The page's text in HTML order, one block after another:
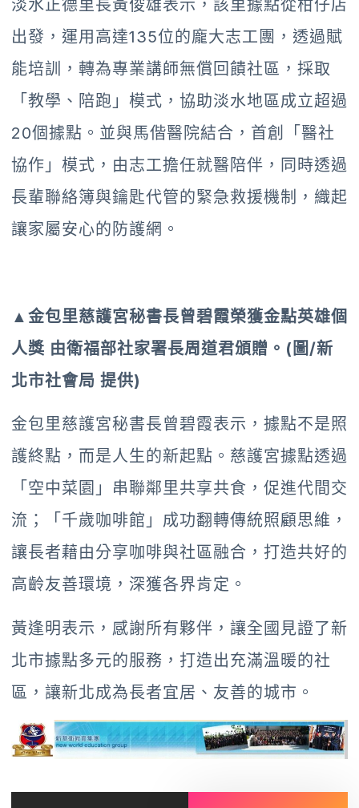
淡水正德里長黃俊雄表示，該里據點從柑仔店
出發，運用高達135位的龐大志工團，透過賦
能培訓，轉為專業講師無償回饋社區，採取
「教學、陪跑」模式，協助淡水地區成立超過
20個據點。並與馬偕醫院結合，首創「醫社
協作」模式，由志工擔任就醫陪伴，同時透過
長輩聯絡簿與鑰匙代管的緊急救援機制，織起
讓家屬安心的防護網。
▲金包里慈護宮秘書長曾碧霞榮獲金點英雄個
人獎 由衛福部社家署長周道君頒贈。(圖/新
北市社會局 提供)
金包里慈護宮秘書長曾碧霞表示，據點不是照
護終點，而是人生的新起點。慈護宮據點透過
「空中菜園」串聯鄰里共享共食，促進代間交
流；「千歲咖啡館」成功翻轉傳統照顧思維，
讓長者藉由分享咖啡與社區融合，打造共好的
高齡友善環境，深獲各界肯定。
黃逢明表示，感謝所有夥伴，讓全國見證了新
北市據點多元的服務，打造出充滿溫暖的社
區，讓新北成為長者宜居、友善的城市。